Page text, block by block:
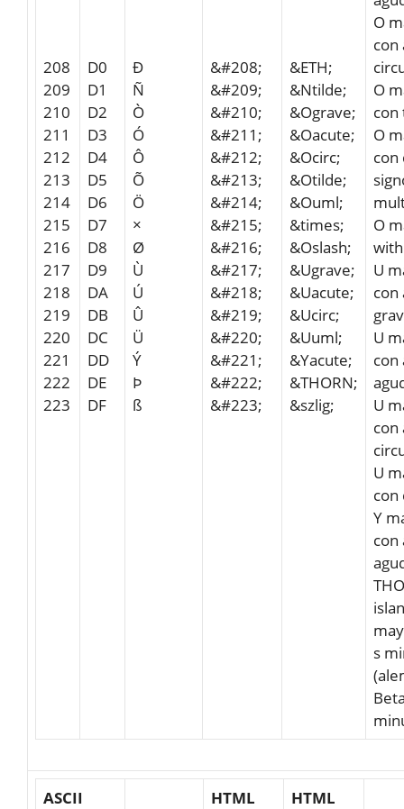
208
209
210
211
212
213
214
215
216
217
218
219
220
221
222
223
D0
D1
D2
D3
D4
D5
D6
D7
D8
D9
DA
DB
DC
DD
DE
DF
Ð
Ñ
Ò
Ó
Ô
Õ
Ö
×
Ø
Ù
Ú
Û
Ü
Ý
Þ
ß
&#208;
&#209;
&#210;
&#211;
&#212;
&#213;
&#214;
&#215;
&#216;
&#217;
&#218;
&#219;
&#220;
&#221;
&#222;
&#223;
&ETH;
&Ntilde;
&Ograve;
&Oacute;
&Ocirc;
&Otilde;
&Ouml;
&times;
&Oslash;
&Ugrave;
&Uacute;
&Ucirc;
&Uuml;
&Yacute;
&THORN;
&szlig;
O
con
O
con
O
con
O
U
con
U
con
U
con
U
con
Y
con
s
ASCII HTML
HTML